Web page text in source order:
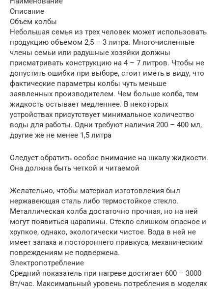
Описание
Объем колбы
Небольшая семья из трех человек может использовать
продукцию объемом 2,5 – 3 литра. Многочисленные
члены семьи или радушные хозяйки должны
присматривать конструкцию на 4 – 7 литров. Чтобы не
допустить ошибки при выборе, стоит иметь в виду, что
фактические параметры колбы чуть меньше
заявленных производителем. Чем больше колба, тем
жидкость остывает медленнее. В некоторых
устройствах присутствует минимальное количество
воды для работы. Одни требуют наличия 200 – 400 мл,
другие же не менее 1,5 литра
Следует обратить особое внимание на шкалу жидкости.
Она должна быть четкой и читаемой
Желательно, чтобы материал изготовления был
нержавеющая сталь либо термостойкое стекло.
Металлическая колба достаточно прочная, но на ней
могут появиться царапины. Стекло слишком опасное и
хрупкое, однако, экологически чистое. Вода в ней не
имеет запаха и постороннего привкуса, механическим
повреждениям не подвержена.
Электропотребление
Средний показатель при нагреве достигает 600 – 3000
Вт/час. Максимальный уровень потребления в моделях